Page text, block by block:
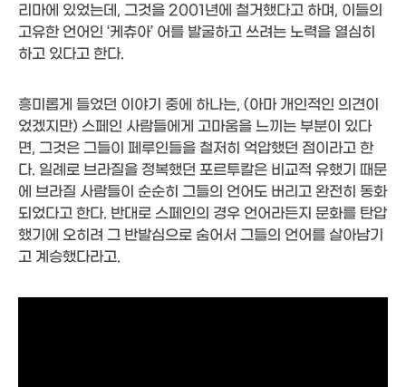
리마에 있었는데, 그것을 2001년에 철거했다고 하며, 이들의
고유한 언어인 ‘케츄아’ 어를 발굴하고 쓰려는 노력을 열심히
하고 있다고 한다.
흥미롭게 들었던 이야기 중에 하나는, (아마 개인적인 의견이
었겠지만) 스페인 사람들에게 고마움을 느끼는 부분이 있다
면, 그것은 그들이 페루인들을 철저히 억압했던 점이라고 한
다. 일례로 브라질을 정복했던 포르투칼은 비교적 유했기 때문
에 브라질 사람들이 순순히 그들의 언어도 버리고 완전히 동화
되었다고 한다. 반대로 스페인의 경우 언어라든지 문화를 탄압
했기에 오히려 그 반발심으로 숨어서 그들의 언어를 살아남기
고 계승했다라고.